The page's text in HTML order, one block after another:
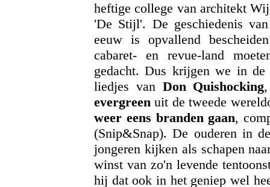
heftige college van architekt
'De Stijl'. De geschiedenis
eeuw is opvallend
cabaret- en revue-land
gedacht. Dus krijgen we in
liedjes van Don Quishocking
evergreen uit de tweede
weer eens branden gaan,
(Snip&Snap). De ouderen in
jongeren kijken als schapen
winst van zo'n levende
hij dat ook in het geniep wel